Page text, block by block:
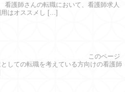
看護師さんの転職において、看護師求人
用はオススメし […]
このページ
しての転職を考えている方向けの看護師